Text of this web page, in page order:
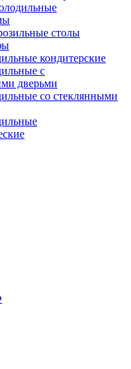
столы
кондитерские
с
дверьми
со стеклянными